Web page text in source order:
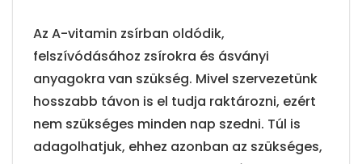
Az A-vitamin zsírban oldódik,
felszívódásához zsírokra és ásványi
anyagokra van szükség. Mivel szervezetünk
hosszabb távon is el tudja raktározni, ezért
nem szükséges minden nap szedni. Túl is
adagolhatjuk, ehhez azonban az szükséges,